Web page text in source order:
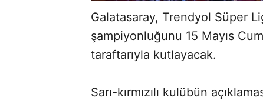
Galatasaray, Trendyol Süper
şampiyonluğunu 15 Mayıs
taraftarıyla kutlayacak.
Sarı-kırmızılı kulübün